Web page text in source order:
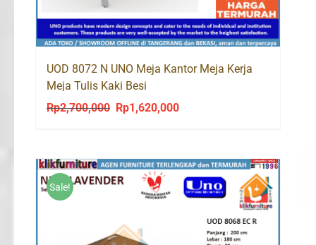
UOD 8072 N UNO Meja Kantor Meja Kerja
Meja Tulis Kaki Besi
Rp2,700,000
Original
Rp2,700,000.
Rp1,620,000Current
Rp1,620,000.
Sale!